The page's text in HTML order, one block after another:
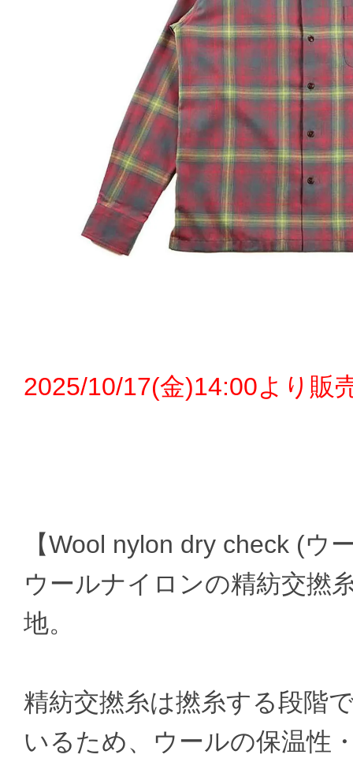
2025/10/17(金)14:00より販
【Wool nylon dry check (
ウールナイロンの精紡交撚
地。
精紡交撚糸は撚糸する段階
いるため、ウールの保温性